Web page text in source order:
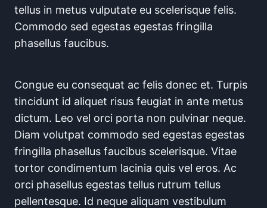
tellus in metus vulputate eu scelerisque felis.
Commodo sed egestas egestas fringilla
phasellus faucibus.
Congue eu consequat ac felis donec et. Turpis
tincidunt id aliquet risus feugiat in ante metus
dictum. Leo vel orci porta non pulvinar neque.
Diam volutpat commodo sed egestas egestas
fringilla phasellus faucibus scelerisque. Vitae
tortor condimentum lacinia quis vel eros. Ac
orci phasellus egestas tellus rutrum tellus
pellentesque. Id neque aliquam vestibulum